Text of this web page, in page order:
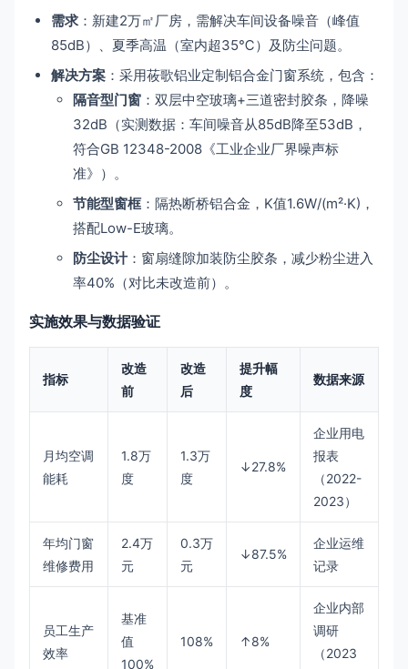
需求 ：新建2万㎡厂房，需解决车间设备噪音（峰值
85dB）、夏季高温（室内超35℃）及防尘问题。
解决方案 ：采用莜歌铝业定制铝合金门窗系统，包含：
隔音型门窗 ：双层中空玻璃+三道密封胶条，降噪
32dB（实测数据：车间噪音从85dB降至53dB，
符合GB 12348-2008《工业企业厂界噪声标
准》）。
节能型窗框：隔热断桥铝合金，K值1.6W/(m²·K)，
搭配Low-E玻璃。
防尘设计：窗扇缝隙加装防尘胶条，减少粉尘进入
率40%（对比未改造前）。
实施效果与数据验证
指标
改造
前
改造
后
提升幅
度
数据来源
月均空调
能耗
1.8万
度
1.3万
度
↓27.8%
企业用电
报表
（2022-
2023）
年均门窗
维修费用
2.4万
元
0.3万
元
↓87.5%
企业运维
记录
员工生产
效率
基准
值
100%
108% ↑8%
企业内部
调研
（2023